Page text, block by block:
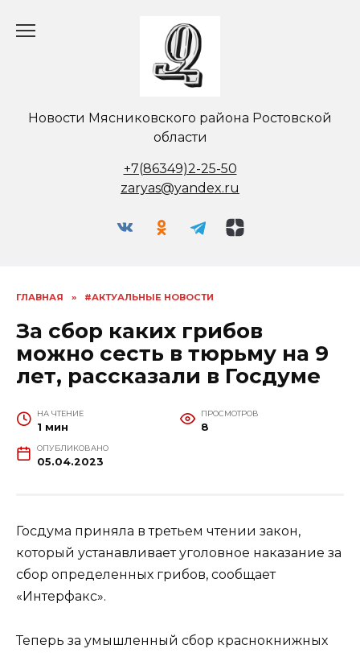
Новости Мясниковского района Ростовской
области
+7(86349)2-25-50
zaryas@yandex.ru
ГЛАВНАЯ » #АКТУАЛЬНЫЕ НОВОСТИ
За сбор каких грибов
можно сесть в тюрьму на 9
лет, рассказали в Госдуме
НА ЧТЕНИЕ
1 мин
ПРОСМОТРОВ
8
ОПУБЛИКОВАНО
05.04.2023
Госдума приняла в третьем чтении закон,
который устанавливает уголовное наказание за
сбор определенных грибов, сообщает
«Интерфакс».
Теперь за умышленный сбор краснокнижных